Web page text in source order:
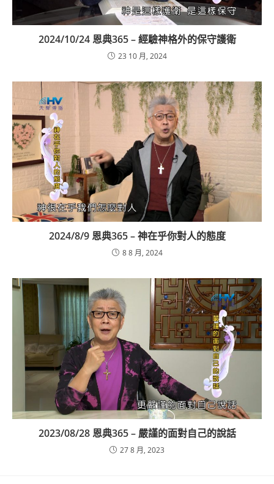
2024/10/24 恩典365 – 經驗神格外的保守護衛
23 10 月, 2024
2024/8/9 恩典365 – 神在乎你對人的態度
8 8 月, 2024
2023/08/28 恩典365 – 嚴謹的面對自己的說話
27 8 月, 2023